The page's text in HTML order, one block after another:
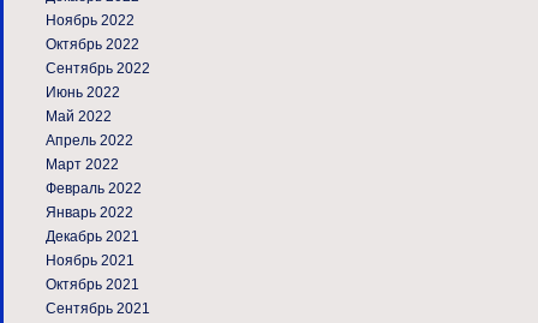
Ноябрь 2022
Октябрь 2022
Сентябрь 2022
Июнь 2022
Май 2022
Апрель 2022
Март 2022
Февраль 2022
Январь 2022
Декабрь 2021
Ноябрь 2021
Октябрь 2021
Сентябрь 2021